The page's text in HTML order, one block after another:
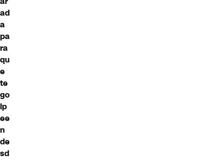
ad
a
pa
ra
qu
e
te
go
lp
ee
n
de
sd